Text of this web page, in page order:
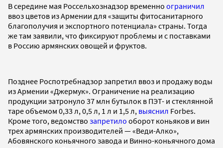
В середине мая Россельхознадзор временно ограничил
ввоз цветов из Армении для «защиты фитосанитарного
благополучия и экспортного потенциала» страны. Тогда
же там заявили, что фиксируют проблемы и с поставками
в Россию армянских овощей и фруктов.
Позднее Роспотребнадзор запретил ввоз и продажу воды
из Армении «Джермук». Ограничение на реализацию
продукции затронуло 37 млн бутылок в ПЭТ- и стеклянной
таре объемом 0,33 л, 0,5 л, 1 л и 1,5 л, выяснил Forbes.
Кроме того, ведомство запретило оборот коньяков и вин
трех армянских производителей — «Веди-Алко»,
Абовянского коньячного завода и Винно-коньячного дома